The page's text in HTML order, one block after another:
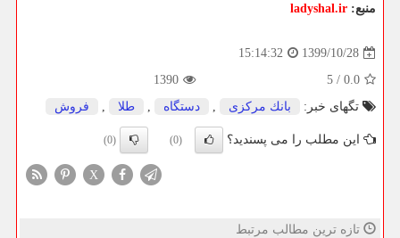
منبع: ladyshal.ir
1399/10/28
15:14:32
0.0
/
5
1390
تگهای خبر:
بانك مركزی , دستگاه , طلا , فروش
این مطلب را می پسندید؟ (0)
(0)
X
تازه ترین مطالب مرتبط